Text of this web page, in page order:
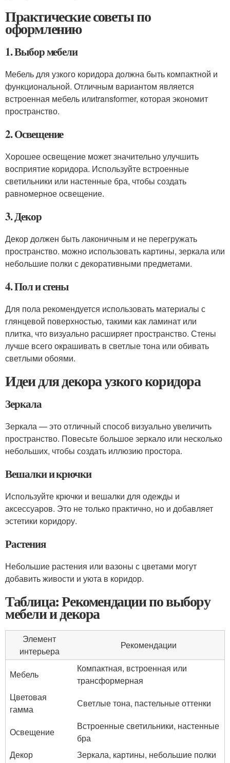
Практические советы по
оформлению
1. Выбор мебели
Мебель для узкого коридора должна быть компактной и
функциональной. Отличным вариантом является
встроенная мебель илиtransformer, которая экономит
пространство.
2. Освещение
Хорошее освещение может значительно улучшить
восприятие коридора. Используйте встроенные
светильники или настенные бра, чтобы создать
равномерное освещение.
3. Декор
Декор должен быть лаконичным и не перегружать
пространство. можно использовать картины, зеркала или
небольшие полки с декоративными предметами.
4. Пол и стены
Для пола рекомендуется использовать материалы с
глянцевой поверхностью, такими как ламинат или
плитка, что визуально расширяет пространство. Стены
лучше всего окрашивать в светлые тона или обивать
светлыми обоями.
Идеи для декора узкого коридора
Зеркала
Зеркала — это отличный способ визуально увеличить
пространство. Повесьте большое зеркало или несколько
небольших, чтобы создать иллюзию простора.
Вешалки и крючки
Используйте крючки и вешалки для одежды и
аксессуаров. Это не только практично, но и добавляет
эстетики коридору.
Растения
Небольшие растения или вазоны с цветами могут
добавить живости и уюта в коридор.
Таблица: Рекомендации по выбору
мебели и декора
Элемент
интерьера
Рекомендации
Мебель
Компактная, встроенная или
трансформерная
Цветовая
гамма
Светлые тона, пастельные оттенки
Освещение
Встроенные светильники, настенные
бра
Декор
Зеркала, картины, небольшие полки